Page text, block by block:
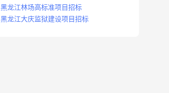
标公告
黑龙江林场高标准项目招标
黑龙江大庆监狱建设项目招标